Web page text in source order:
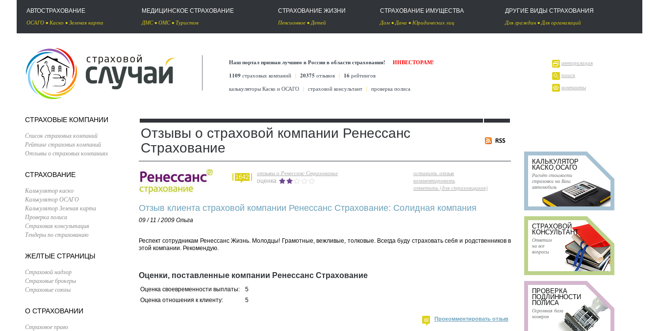
АВТОСТРАХОВАНИЕ
ОСАГО • Каско • Зеленая карта
МЕДИЦИНСКОЕ СТРАХОВАНИЕ
ДМС• ОМС• Туристов
СТРАХОВАНИЕ ЖИЗНИ
Пенсионное •Детей
СТРАХОВАНИЕ ИМУЩЕСТВА
Дом •Дача • Юридических лиц
ДРУГИЕ ВИДЫ СТРАХОВАНИЯ
Для граждан •Для организаций
Наш портал признан лучшим в России в области страхования!
ИНВЕСТОРАМ!
1109 страховых компаний | 20375 отзывов | 16 рейтингов
калькуляторы Каско и ОСАГО | страховой консультант | проверка полиса
авторизация
поиск
контакты
СТРАХОВЫЕ КОМПАНИИ
Список страховых компаний
Рейтинг страховых компаний
Отзывы о страховых компаниях
СТРАХОВАНИЕ
Калькулятор каско
Калькулятор ОСАГО
Калькулятор Зеленая карта
Проверка полиса
Страховая консультация
Тендеры по страхованию
ЖЕЛТЫЕ СТРАНИЦЫ
Страховой надзор
Страховые брокеры
Страховые союзы
О СТРАХОВАНИИ
Страховое право
Отзывы о страховой компании Ренессанс
Страхование
1642
отзывы о Ренессанс Страхование
оценка
оставить отзыв
комментировать
ответить (для страховщиков)
Отзыв клиента страховой компании Ренессанс Страхование: Солидная компания
09 / 11 / 2009 Ольга
Респект сотрудникам Ренессанс Жизнь. Молодцы! Грамотные, вежливые, толковые. Всегда буду страховать себя и родственников в
этой компании. Рекомендую.
Оценки, поставленные компании Ренессанс Страхование
Оценка своевременности выплаты:
5
Оценка отношения к клиенту:
5
Прокомментировать отзыв
КАЛЬКУЛЯТОР
КАСКО,ОСАГО
Расчёт стоимости
страховки на Ваш
автомобиль
СТРАХОВОЙ
КОНСУЛЬТАНТ
Ответим
на все
вопросы
ПРОВЕРКА
ПОДЛИННОСТИ
ПОЛИСА
Огромная база
номеров